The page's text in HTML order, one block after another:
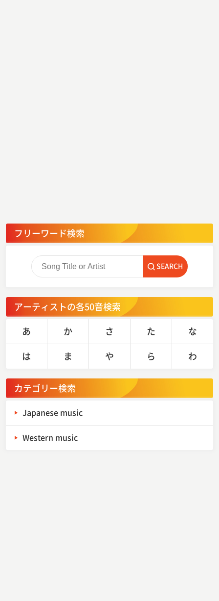
フリーワード検索
SEARCH
アーティストの各50音検索
あ
か さ た
な
は
ま や ら わ
カテゴリー検索
Japanese music
Western music